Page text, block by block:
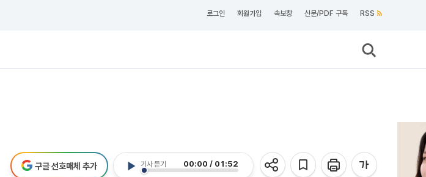
로그인 회원가입 속보창 신문/PDF 구독 RSS
기사 듣기 00:00 / 01:52
구글 선호매체 추가